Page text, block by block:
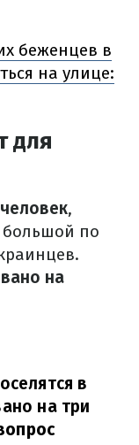
беженцев в
на улице:
для
,
большой по
на
в
на три